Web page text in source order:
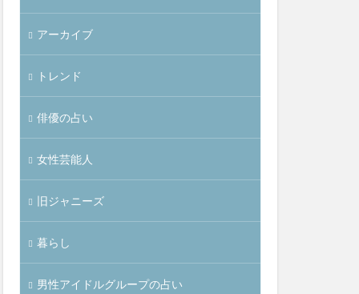
アーカイブ
トレンド
俳優の占い
女性芸能人
旧ジャニーズ
暮らし
男性アイドルグループの占い